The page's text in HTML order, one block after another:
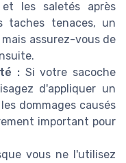
les saletés après
taches tenaces, un
assurez-vous de
: Si votre sacoche
d'appliquer un
dommages causés
important pour
vous ne l'utilisez